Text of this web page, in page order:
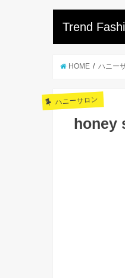
Trend
HOME ハニー
ハニーサロン
honey